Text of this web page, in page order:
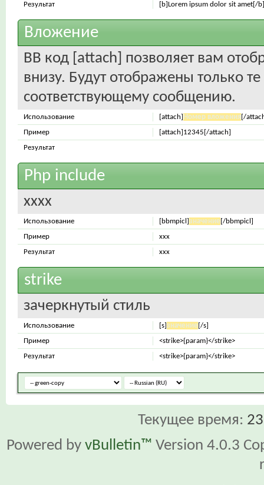
[b]Lorem ipsum dolor sit amet[/b]
Результат
Вложение
BB код [attach] позволяет вам
внизу. Будут отображены только
соответствующему сообщению.
[attach] Номер вложения[/
Использование
[attach]12345[/attach]
Пример
Результат
Php include
xxxx
[bbmpicl]значение [/bbmpicl]
Использование
xxx
Пример
xxx
Результат
strike
зачеркнутый стиль
[s]значение [/s]
Использование
<strike>{param}</strike>
Пример
<strike>{param}</strike>
Результат
Текущее время:
Powered by vBulletin™ Version 4.0.3